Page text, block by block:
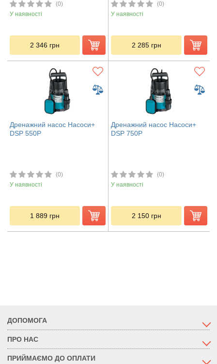
(0)
У наявності
2 346 грн
(0)
У наявності
2 285 грн
Дренажний насос Насоси+
DSP 550P
(0)
У наявності
1 889 грн
Дренажний насос Насоси+
DSP 750P
(0)
У наявності
2 150 грн
ДОПОМОГА
ПРО НАС
ПРИЙМАЄМО ДО ОПЛАТИ